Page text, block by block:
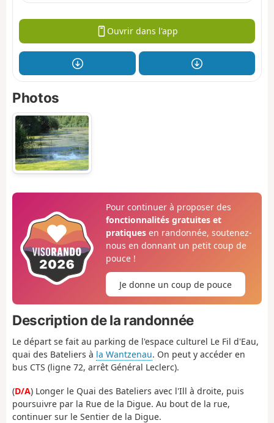
Ouvrir dans l'app
Photos
Pour continuer à proposer des
fonctionnalités gratuites et
pratiquesen randonnée, soutenez-
nous en donnant un petit coup de
pouce !
Je donne un coup de pouce
Description de la randonnée
Le départ se fait au parking de l'espace culturel Le Fil d'Eau,
quai des Bateliers à la Wantzenau. On peut y accéder en
bus CTS (ligne 72, arrêt Général Leclerc).
(D/A) Longer le Quai des Bateliers avec l'Ill à droite, puis
poursuivre par la Rue de la Digue. Au bout de la rue,
continuer sur le Sentier de la Digue.